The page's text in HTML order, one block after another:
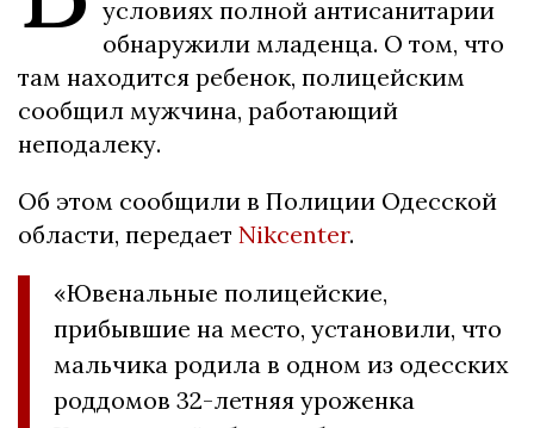
условиях полной антисанитарии
обнаружили младенца. О том, что
там находится ребенок, полицейским
сообщил мужчина, работающий
неподалеку.
Об этом сообщили в Полиции Одесской
области, передает Nikcenter.
«Ювенальные полицейские,
прибывшие на место, установили, что
мальчика родила в одном из одесских
роддомов 32-летняя уроженка